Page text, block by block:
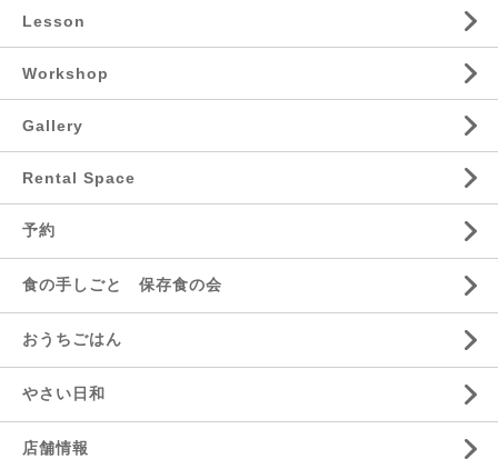
Lesson
Workshop
Gallery
Rental Space
予約
食の手しごと 保存食の会
おうちごはん
やさい日和
店舗情報